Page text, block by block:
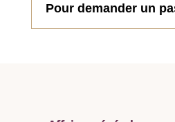
Pour demander un